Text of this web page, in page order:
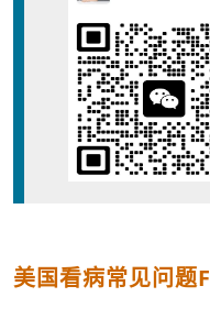
美国看病常见问题